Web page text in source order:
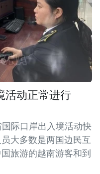
活动正常进行
际口岸出入境活动快
大多数是两国边民互
旅游的越南游客和到